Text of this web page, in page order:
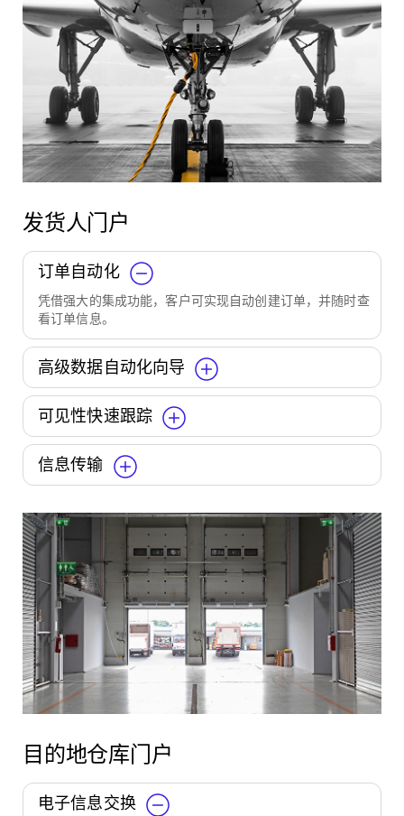
发货人门户
订单自动化
凭借强大的集成功能，客户可实现自动创建订单，并随时查
看订单信息。
高级数据自动化向导
可见性快速跟踪
信息传输
目的地仓库门户
电子信息交换